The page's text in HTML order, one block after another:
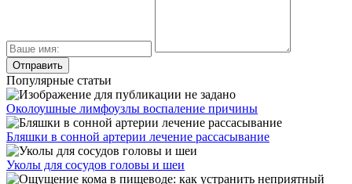
Популярные статьи
Околоушные лимфоузлы воспаление причины
Бляшки в сонной артерии лечение рассасывание
Уколы для сосудов головы и шеи